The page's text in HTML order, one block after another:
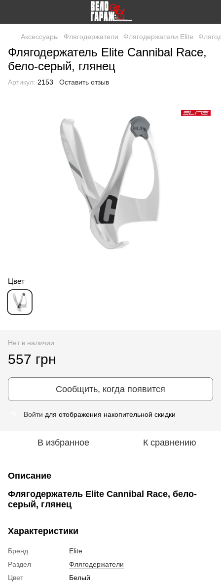
Аксессуары Флягодержатели Флягодержатели Elite
Флягодержатель Elite Cannibal Race,
бело-серый, глянец
Артикул: 2153 Оставить отзыв
Цвет
Нет в наличии
557 грн
Сообщить, когда появится
Войти для отображения накопительной скидки
В избранное К сравнению
Описание
Флягодержатель Elite Cannibal Race, бело-
серый, глянец
Характеристики
Бренд
Elite
Раздел
Флягодержатели
Цвет
Белый